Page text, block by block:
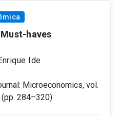
haves
Ide
Microeconomics, vol.
(pp. 284–320)